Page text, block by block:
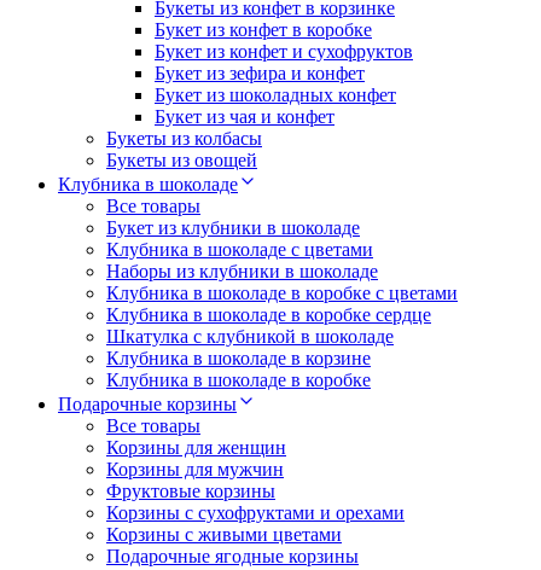
Букеты из конфет в корзинке
Букет из конфет в коробке
Букет из конфет и сухофруктов
Букет из зефира и конфет
Букет из шоколадных конфет
Букет из чая и конфет
Букеты из колбасы
Букеты из овощей
Клубника в шоколаде
Все товары
Букет из клубники в шоколаде
Клубника в шоколаде с цветами
Наборы из клубники в шоколаде
Клубника в шоколаде в коробке с цветами
Клубника в шоколаде в коробке сердце
Шкатулка с клубникой в шоколаде
Клубника в шоколаде в корзине
Клубника в шоколаде в коробке
Подарочные корзины
Все товары
Корзины для женщин
Корзины для мужчин
Фруктовые корзины
Корзины с сухофруктами и орехами
Корзины с живыми цветами
Подарочные ягодные корзины